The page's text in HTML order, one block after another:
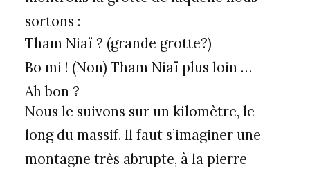
sortons :
Tham Niaï ? (grande grotte?)
Bo mi ! (Non) Tham Niaï plus loin …
Ah bon ?
Nous le suivons sur un kilomètre, le
long du massif. Il faut s’imaginer une
montagne très abrupte, à la pierre